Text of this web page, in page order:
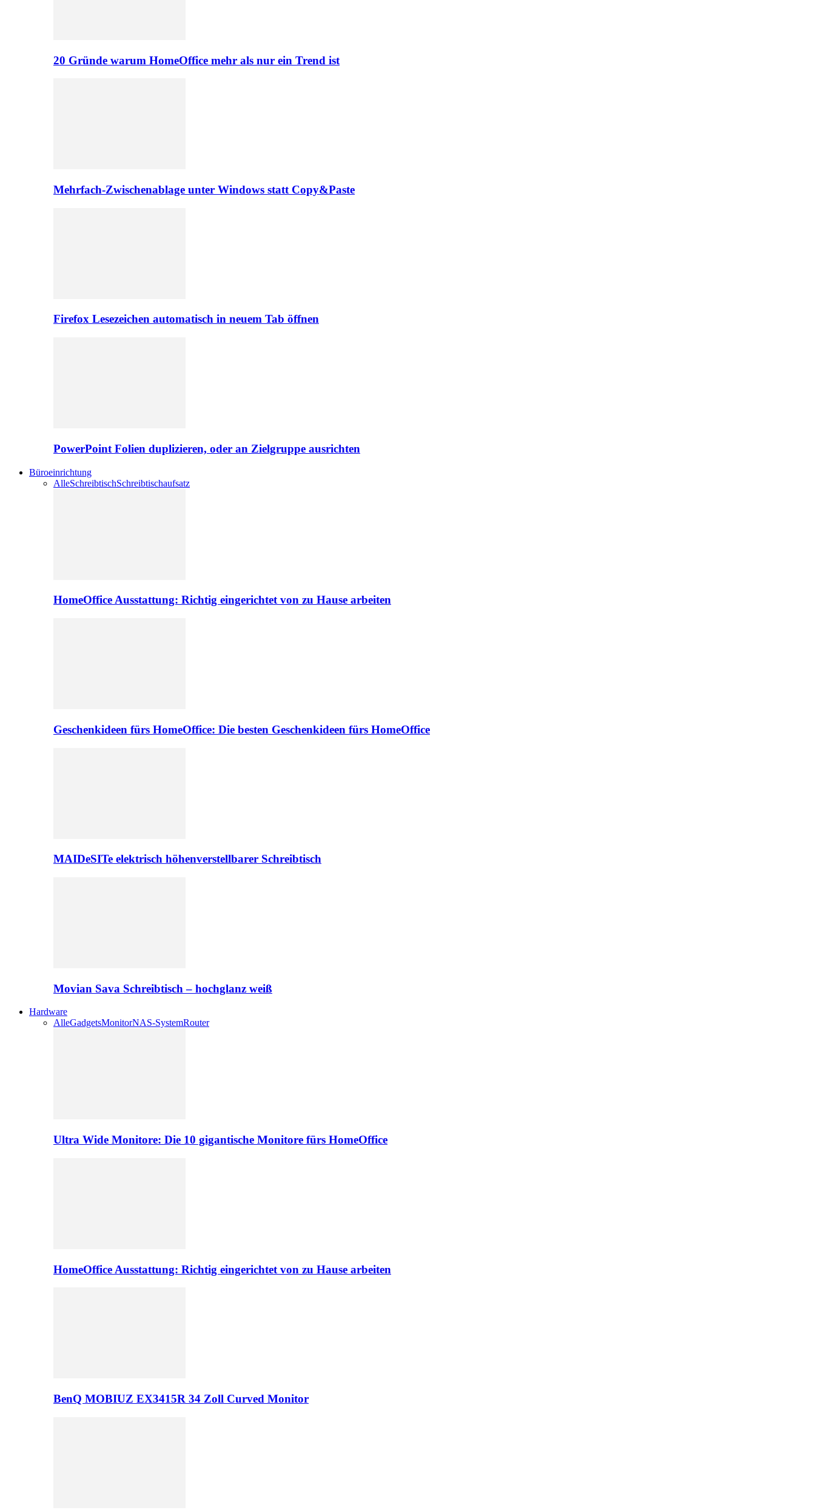
20 Gründe warum HomeOffice mehr als nur ein Trend ist
Mehrfach-Zwischenablage unter Windows statt Copy&Paste
Firefox Lesezeichen automatisch in neuem Tab öffnen
PowerPoint Folien duplizieren, oder an Zielgruppe ausrichten
Büroeinrichtung
AlleSchreibtischSchreibtischaufsatz
HomeOffice Ausstattung: Richtig eingerichtet von zu Hause arbeiten
Geschenkideen fürs HomeOffice: Die besten Geschenkideen fürs HomeOffice
MAIDeSITe elektrisch höhenverstellbarer Schreibtisch
Movian Sava Schreibtisch – hochglanz weiß
Hardware
AlleGadgetsMonitorNAS-SystemRouter
Ultra Wide Monitore: Die 10 gigantische Monitore fürs HomeOffice
HomeOffice Ausstattung: Richtig eingerichtet von zu Hause arbeiten
BenQ MOBIUZ EX3415R 34 Zoll Curved Monitor